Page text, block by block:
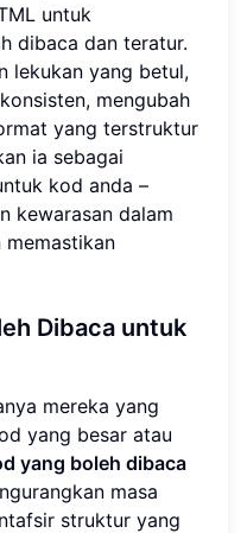
untuk
dibaca dan teratur.
lekukan yang betul,
mengubah
yang terstruktur
ia sebagai
kod anda –
kewarasan dalam
Dibaca untuk
mereka yang
yang besar atau
yang boleh dibaca
masa
struktur yang